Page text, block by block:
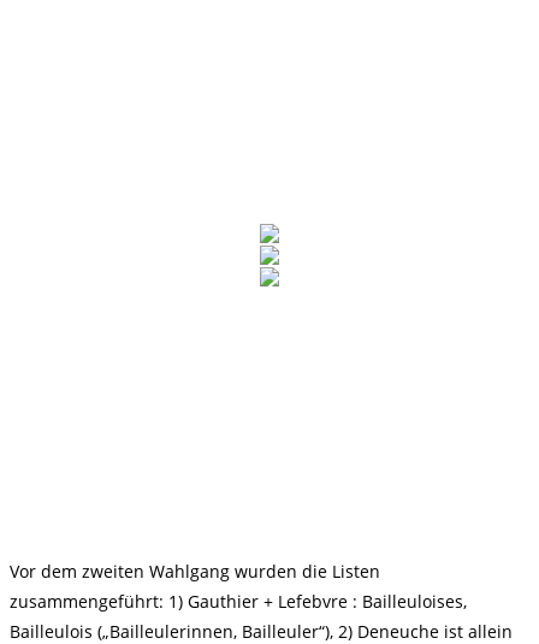
Vor dem zweiten Wahlgang wurden die Listen
zusammengeführt: 1) Gauthier + Lefebvre : Bailleuloises,
Bailleulois („Bailleulerinnen, Bailleuler“), 2) Deneuche ist allein